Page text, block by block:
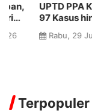
UPTD PPA
97 Kasus hingga
Rabu, 29 Juli 2026
Terpopuler